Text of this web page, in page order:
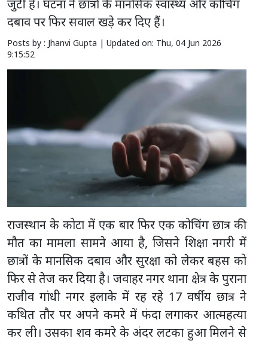
जुटी है। घटना ने छात्रों के मानसिक स्वास्थ्य और कोचिंग
दबाव पर फिर सवाल खड़े कर दिए हैं।
Posts by : Jhanvi Gupta | Updated on: Thu, 04 Jun 2026
9:15:52
राजस्थान के कोटा में एक बार फिर एक कोचिंग छात्र की
मौत का मामला सामने आया है, जिसने शिक्षा नगरी में
छात्रों के मानसिक दबाव और सुरक्षा को लेकर बहस को
फिर से तेज कर दिया है। जवाहर नगर थाना क्षेत्र के पुराना
राजीव गांधी नगर इलाके में रह रहे 17 वर्षीय छात्र ने
कथित तौर पर अपने कमरे में फंदा लगाकर आत्महत्या
कर ली। उसका शव कमरे के अंदर लटका हुआ मिलने से